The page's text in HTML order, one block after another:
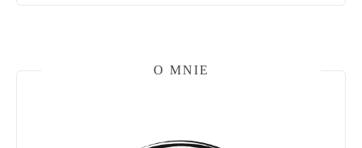
O MNIE